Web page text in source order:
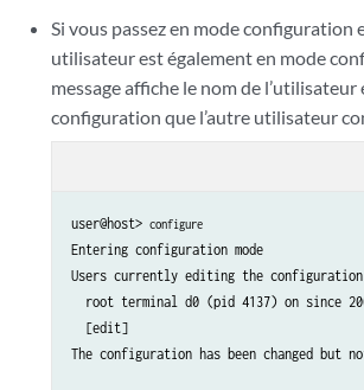
user@host>
Si vous passez en mode configuration
utilisateur est également en mode
message affiche le nom de l’utilisateur
configuration que l’autre utilisateur
user@host> configure
Entering configuration mode
Users currently editing the
root terminal d0 (pid 4137) on since
  [edit]
The configuration has been changed but